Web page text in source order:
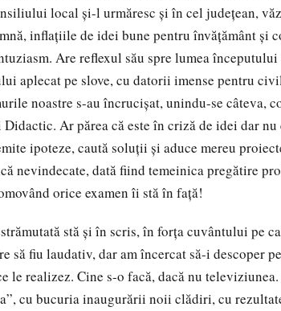
local şi-l urmăresc şi în cel judeţean,
inflaţiile de idei bune pentru învăţământ şi
Are reflexul său spre lumea începutului
aplecat pe slove, cu datorii imense pentru
noastre s-au încrucişat, unindu-se câteva,
Ar părea că este în criză de idei dar nu
ipoteze, caută soluţii şi aduce mereu
nevindecate, dată fiind temeinica pregătire
orice examen îi stă în faţă!
stă şi în scris, în forţa cuvântului pe
să fiu laudativ, dar am încercat să-i descoper
le realizez. Cine s-o facă, dacă nu
cu bucuria inaugurării noii clădiri, cu